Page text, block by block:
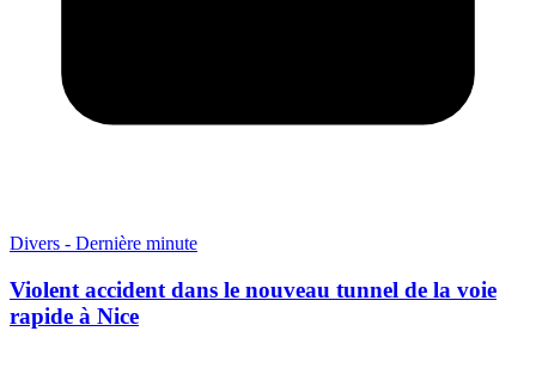
Divers - Dernière minute
Violent accident dans le nouveau tunnel de la voie
rapide à Nice